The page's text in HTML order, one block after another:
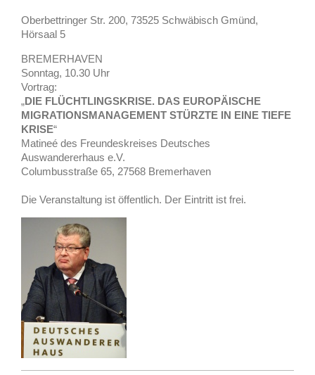
Oberbettringer Str. 200, 73525 Schwäbisch Gmünd,
Hörsaal 5
BREMERHAVEN
Sonntag, 10.30 Uhr
Vortrag:
„DIE FLÜCHTLINGSKRISE. DAS EUROPÄISCHE
MIGRATIONSMANAGEMENT STÜRZTE IN EINE TIEFE
KRISE“
Matineé des Freundeskreises Deutsches
Auswandererhaus e.V.
Columbusstraße 65, 27568 Bremerhaven
Die Veranstaltung ist öffentlich. Der Eintritt ist frei.